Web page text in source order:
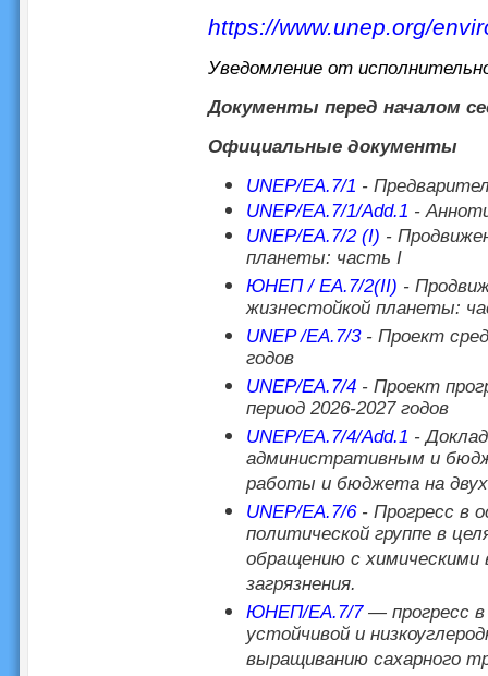
https://www.unep.org/
Уведомление от
Документы перед началом
Официальные документы
UNEP/EA.7/1 -
UNEP/EA.7/1/Add.1 -
UNEP/EA.7/2 (I) -
планеты: часть I
ЮНЕП / EA.7/2(II) -
жизнестойкой планеты:
UNEP /EA.7/3- Проект
годов
UNEP/EA.7/4- Проект
период 2026-2027 годов
UNEP/EA.7/4/Add.1 -
административным и
работы и бюджета на
UNEP/EA.7/6- Прогресс в
политической группе в
обращению с
загрязнения.
ЮНЕП/EA.7/7— прогресс в
устойчивой и
выращиванию сахарного